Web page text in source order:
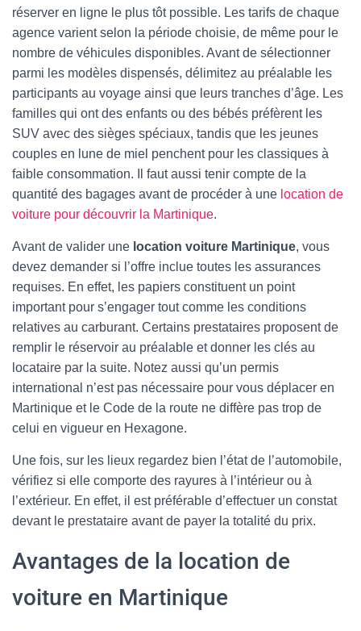
réserver en ligne le plus tôt possible. Les tarifs de chaque
agence varient selon la période choisie, de même pour le
nombre de véhicules disponibles. Avant de sélectionner
parmi les modèles dispensés, délimitez au préalable les
participants au voyage ainsi que leurs tranches d’âge. Les
familles qui ont des enfants ou des bébés préfèrent les
SUV avec des sièges spéciaux, tandis que les jeunes
couples en lune de miel penchent pour les classiques à
faible consommation. Il faut aussi tenir compte de la
quantité des bagages avant de procéder à une location de
voiture pour découvrir la Martinique.
Avant de valider une location voiture Martinique, vous
devez demander si l’offre inclue toutes les assurances
requises. En effet, les papiers constituent un point
important pour s’engager tout comme les conditions
relatives au carburant. Certains prestataires proposent de
remplir le réservoir au préalable et donner les clés au
locataire par la suite. Notez aussi qu’un permis
international n’est pas nécessaire pour vous déplacer en
Martinique et le Code de la route ne diffère pas trop de
celui en vigueur en Hexagone.
Une fois, sur les lieux regardez bien l’état de l’automobile,
vérifiez si elle comporte des rayures à l’intérieur ou à
l’extérieur. En effet, il est préférable d’effectuer un constat
devant le prestataire avant de payer la totalité du prix.
Avantages de la location de
voiture en Martinique